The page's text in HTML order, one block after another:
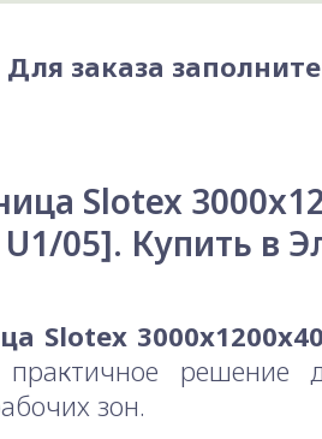
Для заказа
Slotex
05]. Купить в
Slotex
решение
зон.